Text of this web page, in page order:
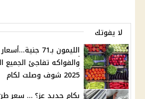
لا يفوتك
الليمون بـ71
2025 شوف وصلت لكام
بكام حديد عز؟ … سعر